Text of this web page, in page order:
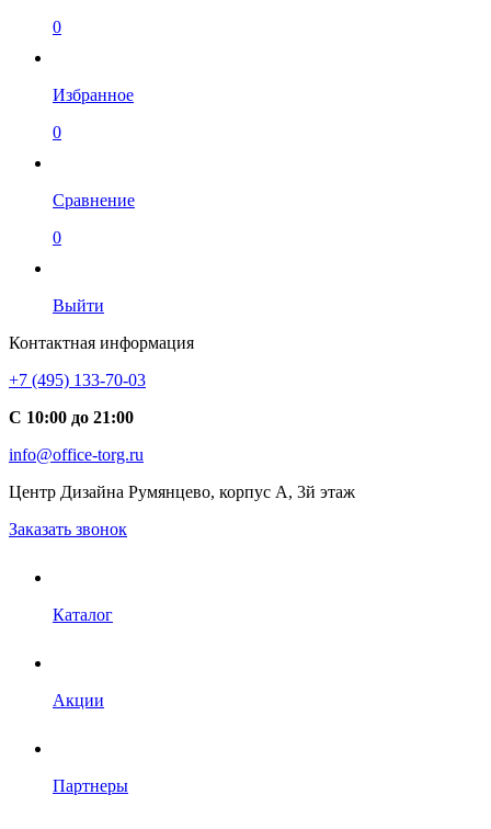
0
Избранное
0
Сравнение
0
Выйти
Контактная информация
+7 (495) 133-70-03
С 10:00 до 21:00
info@office-torg.ru
Центр Дизайна Румянцево, корпус А, 3й этаж
Заказать звонок
Каталог
Акции
Партнеры